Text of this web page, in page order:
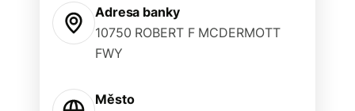
Adresa banky
10750 ROBERT F MCDERMOTT
FWY
Město